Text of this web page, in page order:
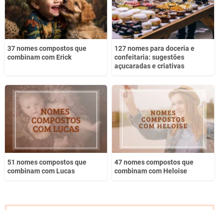
37 nomes compostos que
combinam com Erick
127 nomes para doceria e
confeitaria: sugestões
açucaradas e criativas
51 nomes compostos que
combinam com Lucas
47 nomes compostos que
combinam com Heloise